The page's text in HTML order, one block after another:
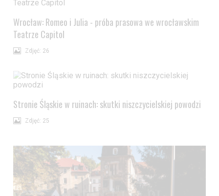
Wrocław: Romeo i Julia - próba prasowa we wrocławskim
Teatrze Capitol
Zdjęć: 26
Stronie Śląskie w ruinach: skutki niszczycielskiej powodzi
Zdjęć: 25